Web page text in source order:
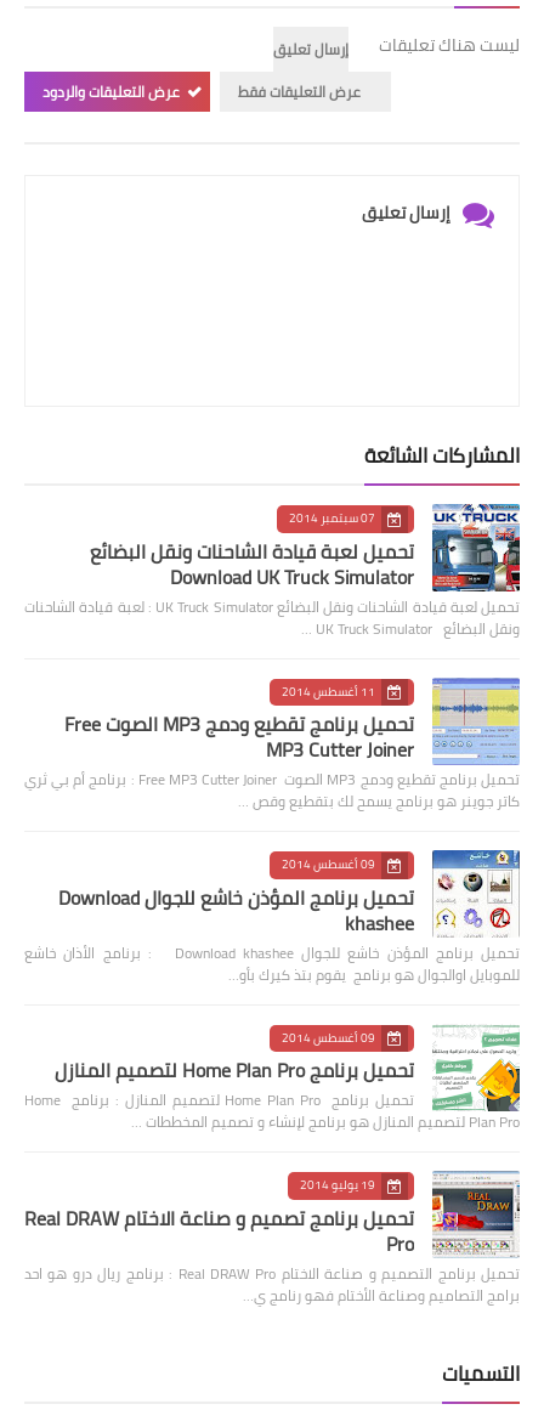
ليست هناك تعليقات
إرسال تعليق
عرض التعليقات فقط
عرض التعليقات والردود
إرسال تعليق
المشاركات الشائعة
07 سبتمبر 2014
تحميل لعبة قيادة الشاحنات ونقل البضائع
Download UK Truck Simulator
تحميل لعبة قيادة الشاحنات ونقل البضائع UK Truck Simulator : لعبة قيادة الشاحنات
ونقل البضائع UK Truck Simulator …
11 أغسطس 2014
تحميل برنامج تقطيع ودمج MP3 الصوت Free
MP3 Cutter Joiner
تحميل برنامج تقطيع ودمج MP3 الصوت Free MP3 Cutter Joiner : برنامج أم بي ثري
كاتر جوينر هو برنامج يسمح لك بتقطيع وقص …
09 أغسطس 2014
تحميل برنامج المؤذن خاشع للجوال Download
khashee
تحميل برنامج المؤذن خاشع للجوال Download khashee : برنامج الأذان خاشع
للموبايل اوالجوال هو برنامج يقوم بتذ كيرك بأو…
09 أغسطس 2014
تحميل برنامج Home Plan Pro لتصميم المنازل
تحميل برنامج Home Plan Pro لتصميم المنازل : برنامج Home
Plan Pro لتصميم المنازل هو برنامج لإنشاء و تصميم المخططات …
19 يوليو 2014
تحميل برنامج تصميم و صناعة الاختام Real DRAW
Pro
تحميل برنامج التصميم و صناعة الاختام Real DRAW Pro : برنامج ريال درو هو احد
برامج التصاميم وصناعة الأختام فهو رنامج ي…
التسميات